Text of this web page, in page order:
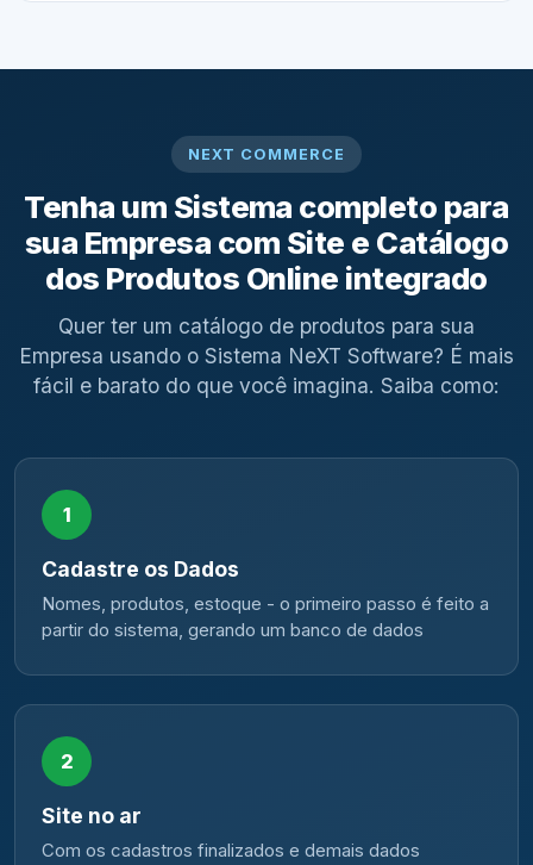
NEXT COMMERCE
Tenha um Sistema completo para
sua Empresa com Site e Catálogo
dos Produtos Online integrado
Quer ter um catálogo de produtos para sua
Empresa usando o Sistema NeXT Software? É mais
fácil e barato do que você imagina. Saiba como:
1
Cadastre os Dados
Nomes, produtos, estoque - o primeiro passo é feito a
partir do sistema, gerando um banco de dados
2
Site no ar
Com os cadastros finalizados e demais dados